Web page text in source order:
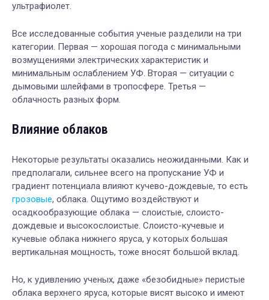
ультрафиолет.
Все исследованные события ученые разделили на три
категории. Первая — хорошая погода с минимальными
возмущениями электрических характеристик и
минимальным ослаблением УФ. Вторая — ситуации с
дымовыми шлейфами в тропосфере. Третья —
облачность разных форм.
Влияние облаков
Некоторые результаты оказались неожиданными. Как и
предполагали, сильнее всего на пропускание УФ и
градиент потенциала влияют кучево-дождевые, то есть
грозовые, облака. Ощутимо воздействуют и
осадкообразующие облака — слоистые, слоисто-
дождевые и высокослоистые. Слоисто-кучевые и
кучевые облака нижнего яруса, у которых большая
вертикальная мощность, тоже вносят большой вклад.
Но, к удивлению ученых, даже «безобидные» перистые
облака верхнего яруса, которые висят высоко и имеют